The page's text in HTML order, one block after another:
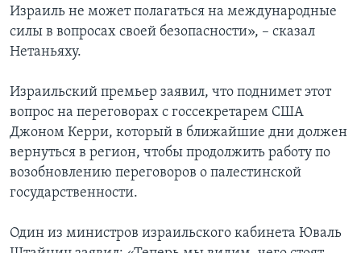
Израиль не может полагаться на международные
силы в вопросах своей безопасности», – сказал
Нетаньяху.
Израильский премьер заявил, что поднимет этот
вопрос на переговорах с госсекретарем США
Джоном Керри, который в ближайшие дни должен
вернуться в регион, чтобы продолжить работу по
возобновлению переговоров о палестинской
государственности.
Один из министров израильского кабинета Юваль